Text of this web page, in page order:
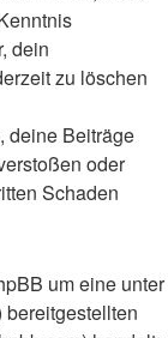
dein
zu löschen
deine Beiträge
oder
Schaden
um eine unter
bereitgestellten